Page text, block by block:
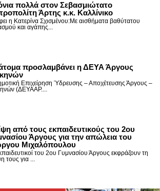
πολλά στον Σεβασμιώτατο
Άρτης κ.κ. Καλλίνικο
η Κατερίνα Σχισμένου:Με αισθήματα βαθύτατου
και αγάπης...
προσλαμβάνει η ΔΕΥΑ Άργους
Επιχείρηση Ύδρευσης – Αποχέτευσης Άργους –
(ΔΕΥΑΑΡ....
από τους εκπαιδευτικούς του 2ου
Άργους για την απώλεια του
Μιχαλόπουλου
του 2ου Γυμνασίου Άργους εκφράζουν τη
τους για ...